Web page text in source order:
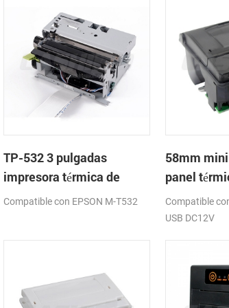
TP-532 3 pulgadas
impresora térmica de
cabeza con cortador
Compatible con EPSON M-T532
58mm
panel
impresora
Compatible
USB DC12V